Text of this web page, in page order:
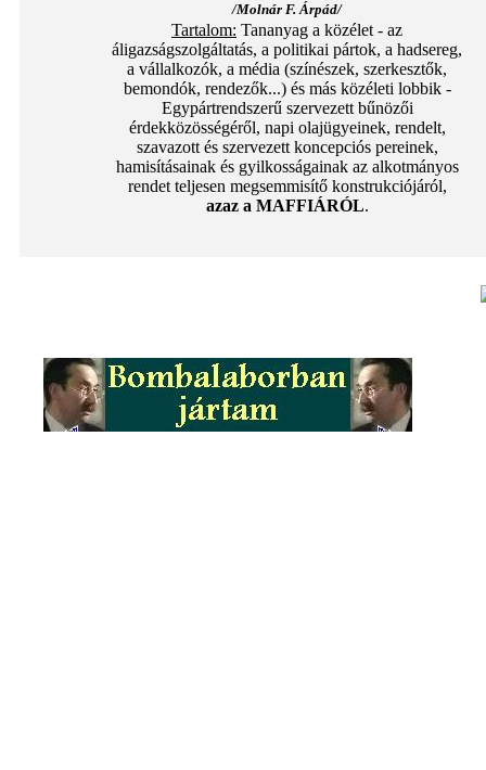
/Molnár F. Árpád/
Tartalom: Tananyag a közélet - az
áligazságszolgáltatás, a politikai pártok, a hadsereg,
a vállalkozók, a média (színészek, szerkesztők,
bemondók, rendezők...) és más közéleti lobbik -
Egypártrendszerű szervezett bűnözői
érdekközösségéről, napi olajügyeinek, rendelt,
szavazott és szervezett koncepciós pereinek,
hamisításainak és gyilkosságainak az alkotmányos
rendet teljesen megsemmisítő konstrukciójáról,
azaz a MAFFIÁRÓL.